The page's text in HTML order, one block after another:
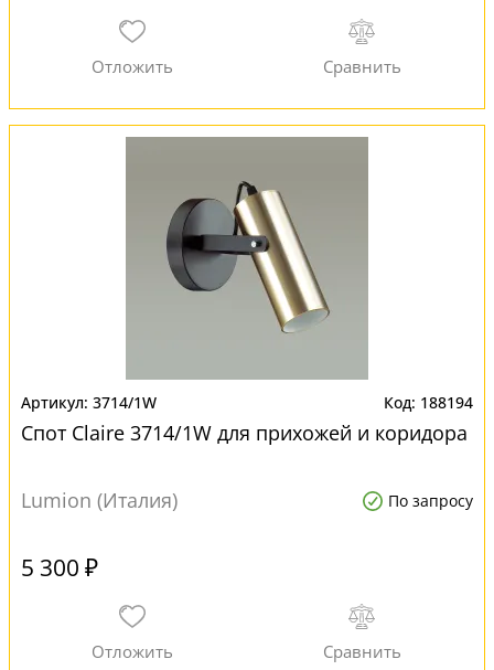
3714/1W 188194
Спот Claire 3714/1W для прихожей и коридора
Lumion (Италия) По запросу
5 300 ₽